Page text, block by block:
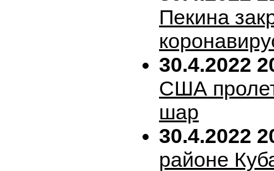
Пекина
30.4.2022
США
шар
30.4.2022
районе